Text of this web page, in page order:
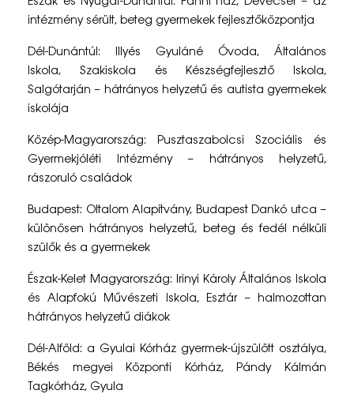
i
d
o
á
n
y
g
ű
j
t
é
intézmény sérült, beteg gyermekek fejlesztőközpontja
Dél-Dunántúl: Illyés Gyuláné Óvoda, Általános
Iskola, Szakiskola és Készségfejlesztő Iskola,
Salgótarján – hátrányos helyzetű és autista gyermekek
iskolája
Közép-Magyarország: Pusztaszabolcsi Szociális és
Gyermekjóléti Intézmény – hátrányos helyzetű,
rászoruló családok
Budapest: Oltalom Alapítvány, Budapest Dankó utca –
különösen hátrányos helyzetű, beteg és fedél nélküli
szülők és a gyermekek
Észak-Kelet Magyarország: Irinyi Károly Általános Iskola
és Alapfokú Művészeti Iskola, Esztár – halmozottan
hátrányos helyzetű diákok
Dél-Alföld: a Gyulai Kórház gyermek-újszülött osztálya,
Békés megyei Központi Kórház, Pándy Kálmán
Tagkórház, Gyula